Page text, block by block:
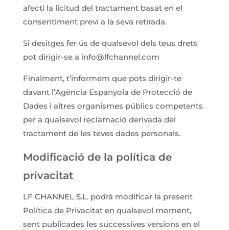
afecti la licitud del tractament basat en el
consentiment previ a la seva retirada.
Si desitges fer ús de qualsevol dels teus drets
pot dirigir-se a info@lfchannel.com
Finalment, t’informem que pots dirigir-te
davant l’Agència Espanyola de Protecció de
Dades i altres organismes públics competents
per a qualsevol reclamació derivada del
tractament de les teves dades personals.
Modificació de la política de
privacitat
LF CHANNEL S.L. podrà modificar la present
Política de Privacitat en qualsevol moment,
sent publicades les successives versions en el